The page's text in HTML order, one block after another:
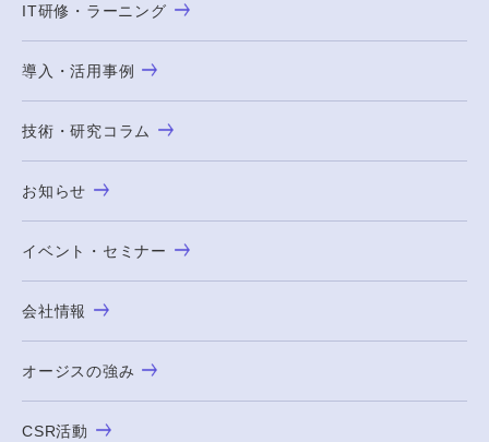
IT研修・ラーニング
導入・活用事例
技術・研究コラム
お知らせ
イベント・セミナー
会社情報
オージスの強み
CSR活動